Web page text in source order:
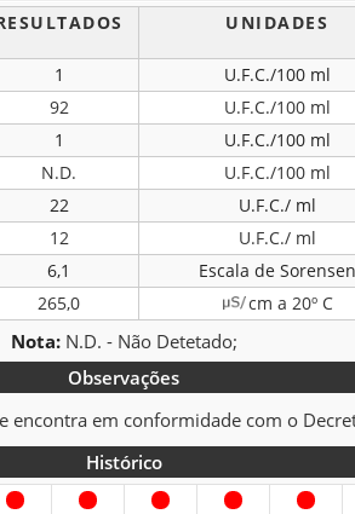
UNIDADES
1 U.F.C./100 ml
92 U.F.C./100 ml
1 U.F.C./100 ml
N.D. U.F.C./100 ml
22 U.F.C./ ml
12 U.F.C./ ml
6,1 Escala de Sorensen
265,0 cm a 20º C
Nota:N.D. - Não Detetado;
Observações
encontra em conformidade com o
Histórico